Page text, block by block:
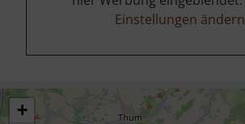
Einstellungen ändern
+